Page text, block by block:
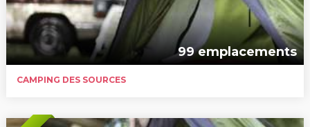
99 emplacements
CAMPING DES SOURCES